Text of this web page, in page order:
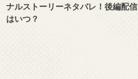
ナルストーリーネタバレ！後編配信
はいつ？